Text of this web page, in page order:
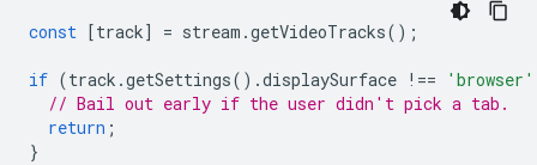
const [track] = stream .getVideoTracks();
if (track .getSettings().displaySurface !== 'browser'
// Bail out early if the user didn't pick a tab.
return ;
}